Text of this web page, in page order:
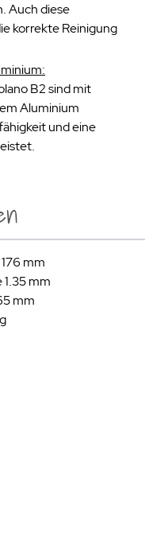
Auch diese
korrekte Reinigung
B2 sind mit
Aluminium
und eine
mm
mm
mm